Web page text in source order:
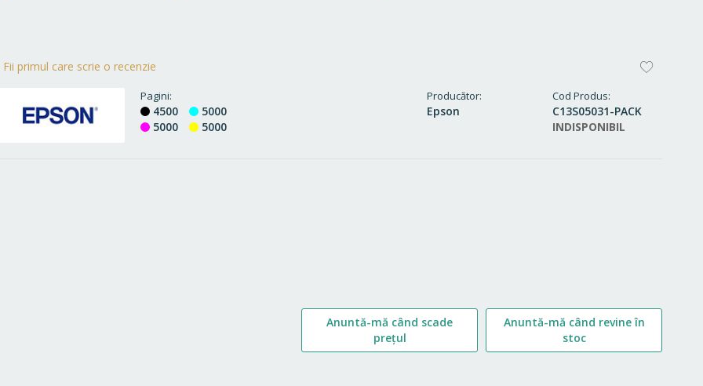
Producător
Epson
Cod Produs
C13S05031-PACK
INDISPONIBIL
Fii primul care scrie o recenzie
Pagini
4500
5000
5000
5000
Anuntă-mă când scade
prețul
Anuntă-mă când revine în
stoc